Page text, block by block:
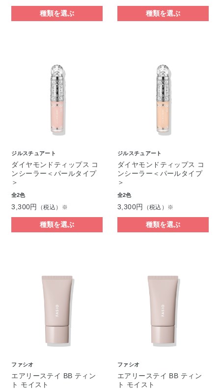
種類を選ぶ 種類を選ぶ
ジルスチュアート
ダイヤモンドティップス コ
ンシーラー＜パールタイプ
＞
全2色
3,300円 （税込）※
種類を選ぶ
ジルスチュアート
ダイヤモンドティップス コ
ンシーラー＜パールタイプ
＞
全2色
3,300円 （税込）※
種類を選ぶ
ファシオ
エアリーステイ BB ティン
ト モイスト
ファシオ
エアリーステイ BB ティン
ト モイスト